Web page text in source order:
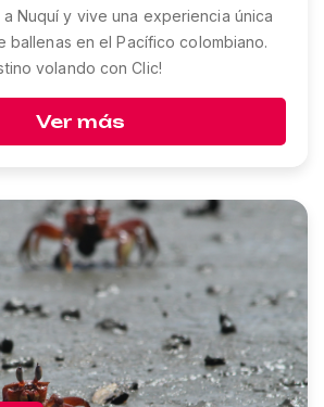
Nuquí y vive una experiencia única
ballenas en el Pacífico colombiano.
volando con Clic!
Ver más